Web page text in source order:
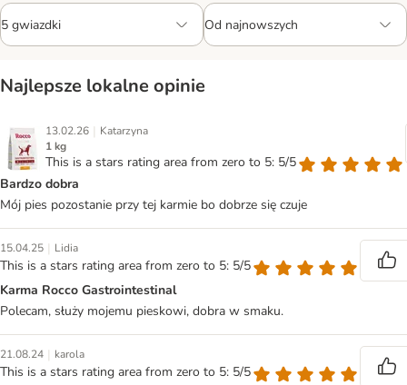
Najlepsze lokalne opinie
13.02.26 | Katarzyna
1 kg
This is a stars rating area from zero to 5: 5/5
Bardzo dobra
Mój pies pozostanie przy tej karmie bo dobrze się czuje
15.04.25 | Lidia
This is a stars rating area from zero to 5: 5/5
Karma Rocco Gastrointestinal
Polecam, służy mojemu pieskowi, dobra w smaku.
21.08.24 | karola
This is a stars rating area from zero to 5: 5/5